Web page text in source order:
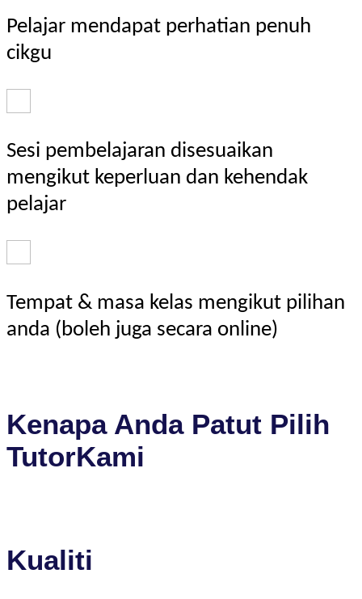
Pelajar mendapat perhatian penuh
cikgu
Sesi pembelajaran disesuaikan
mengikut keperluan dan kehendak
pelajar
Tempat & masa kelas mengikut pilihan
anda (boleh juga secara online)
Kenapa Anda Patut Pilih
TutorKami
Kualiti